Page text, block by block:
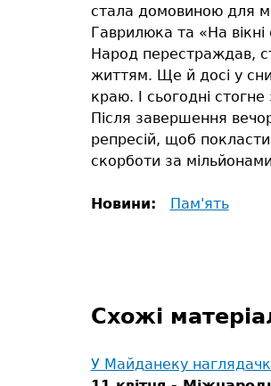
стала домовиною для
Гаврилюка та «На
Народ перестраждав,
життям. Ще й досі у сни
краю. І сьогодні
Після завершення
репресій, щоб покласти
скорботи за
Новини: Пам'ять
Схожі
У Майданеку